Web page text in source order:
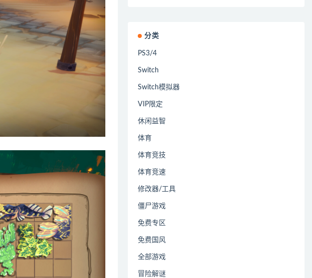
分类
PS3/4
Switch
Switch模拟器
VIP限定
休闲益智
体育
体育竞技
体育竞速
修改器/工具
僵尸游戏
免费专区
免费国风
全部游戏
冒险解谜